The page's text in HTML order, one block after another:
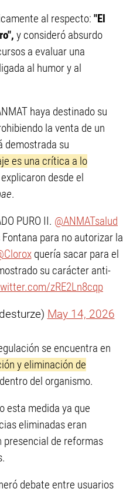
al respecto: "El
y consideró absurdo
a evaluar una
al humor y al
haya destinado su
la venta de un
demostrada su
es una crítica a lo
desde el
.
PURO II. @ANMATsalud
para no autorizar la
quería sacar para el
su carácter anti-
zRE2Ln8cqp
May 14, 2026
se encuentra en
y eliminación de
del organismo.
esta medida ya que
eliminadas eran
presencial de reformas
debate entre usuarios